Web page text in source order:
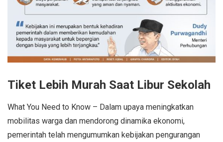
Tiket Lebih Murah Saat Libur Sekolah
What You Need to Know – Dalam upaya meningkatkan
mobilitas warga dan mendorong dinamika ekonomi,
pemerintah telah mengumumkan kebijakan pengurangan